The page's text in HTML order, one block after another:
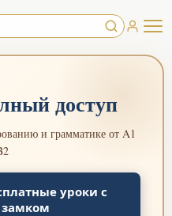
доступ
и грамматике от A1
уроки с